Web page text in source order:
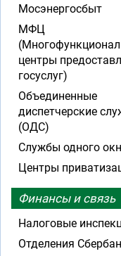
Мосэнергосбыт
МФЦ
центры
госуслуг)
Объединенные
диспетчерские
(ОДС)
Службы одного
Центры
Финансы и связь
Налоговые
Отделения